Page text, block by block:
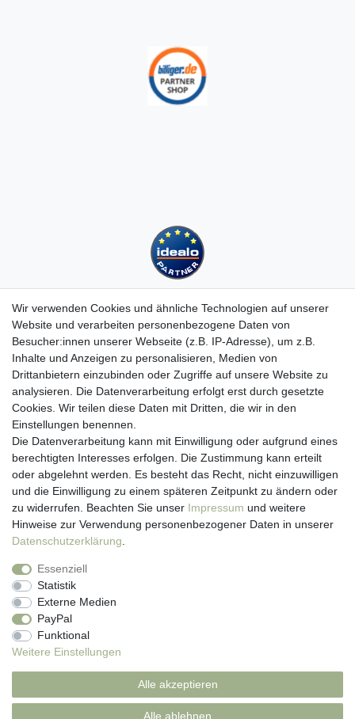
Kundenservice
Hotline: 07452 - 847 162 0
Kontakt
Anmelden
Registrieren
Newsletter
Versand & Lieferung
Zahlungsarten
viasalutis
Mehr zu viasalutis
Beratungscenter Haut
News
Beliebte Produkte (Top 20)
Wir verwenden Cookies und ähnliche Technologien auf unserer
Website und verarbeiten personenbezogene Daten von
Besucher:innen unserer Webseite (z.B. IP-Adresse), um z.B.
Inhalte und Anzeigen zu personalisieren, Medien von
Drittanbietern einzubinden oder Zugriffe auf unsere Website zu
analysieren. Die Datenverarbeitung erfolgt erst durch gesetzte
Cookies. Wir teilen diese Daten mit Dritten, die wir in den
Einstellungen benennen.
Die Datenverarbeitung kann mit Einwilligung oder aufgrund eines
berechtigten Interesses erfolgen. Die Zustimmung kann erteilt
oder abgelehnt werden. Es besteht das Recht, nicht einzuwilligen
und die Einwilligung zu einem späteren Zeitpunkt zu ändern oder
zu widerrufen. Beachten Sie unser Impressum und weitere
Hinweise zur Verwendung personenbezogener Daten in unserer
Daten­schutz­erklärung
Essenziell
Statistik
Externe Medien
PayPal
Funktional
Weitere Einstellungen
Alle akzeptieren
Alle ablehnen
Impressum
Widerrufs­recht Kontakt